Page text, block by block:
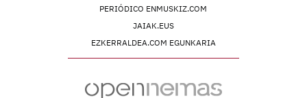
PERIÓDICO ENMUSKIZ.COM
JAIAK.EUS
EZKERRALDEA.COM EGUNKARIA